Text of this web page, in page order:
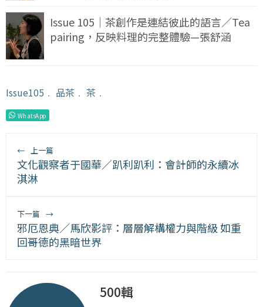
Issue 105｜茶創作是連結彼此的語言／Tea
pairing，反映料理的完整體驗—張舒涵
Issue105 ﹒ 品茶 ﹒ 茶 ﹒
WhatsApp
← 上一篇
文化觀察者于國華／趴利趴利：會計師的永續冰
淇淋
下一篇 →
邪厄恩典／馬欣影評：層層解構權力與階級 如重
回哥德的黑暗世界
500輯